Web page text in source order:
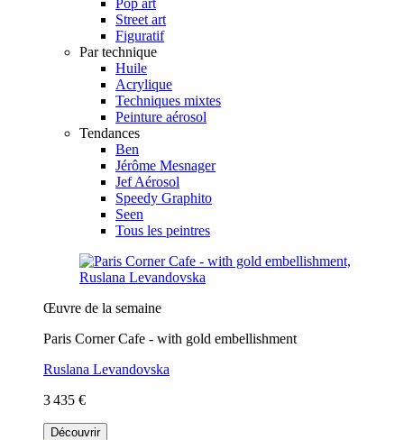
Street art
Figuratif
Par technique
Huile
Acrylique
Techniques mixtes
Peinture aérosol
Tendances
Ben
Jérôme Mesnager
Jef Aérosol
Speedy Graphito
Seen
Tous les peintres
Œuvre de la semaine
Paris Corner Cafe - with gold embellishment
Ruslana Levandovska
3 435 €
Découvrir